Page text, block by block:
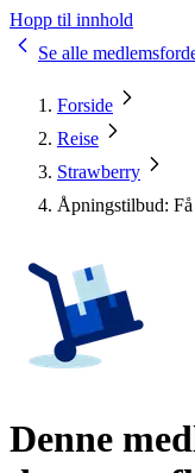
Hopp til innhold
Se alle
Forside
Reise
Strawberry
Åpningstilbud:
Denne